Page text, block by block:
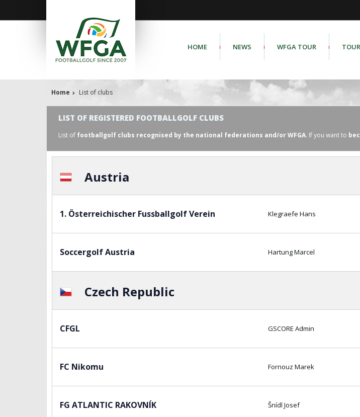
HOME NEWS WFGA TOUR
Home List of clubs
LIST OF REGISTERED FOOTBALLGOLF CLUBS
List of footballgolf clubs recognised by the national federations and/or WFGA. If you want to
Austria
1. Österreichischer Fussballgolf Verein Klegraefe Hans
Soccergolf Austria Hartung Marcel
Czech Republic
CFGL GSCORE Admin
FC Nikomu Fornouz Marek
FG ATLANTIC RAKOVNÍK Šnídl Josef